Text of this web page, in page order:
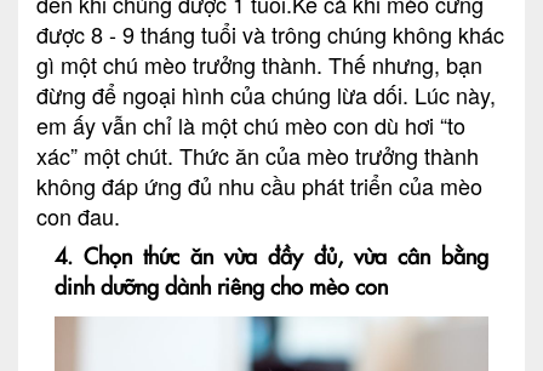
được 8 - 9 tháng tuổi và trông chúng không khác
gì một chú mèo trưởng thành. Thế nhưng, bạn
đừng để ngoại hình của chúng lừa dối. Lúc này,
em ấy vẫn chỉ là một chú mèo con dù hơi “to
xác” một chút. Thức ăn của mèo trưởng thành
không đáp ứng đủ nhu cầu phát triển của mèo
con đau.
4. Chọn thức ăn vừa đầy đủ, vừa cân bằng
dinh dưỡng dành riêng cho mèo con